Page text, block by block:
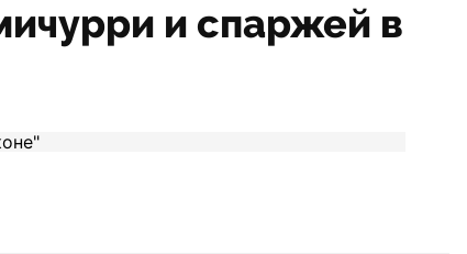
и спаржей в